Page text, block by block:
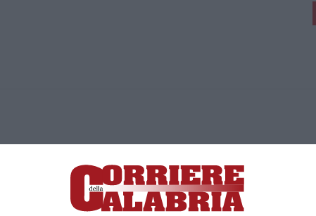
Lamezia Terme (CZ)
responsabile Paola Militano |Privacy